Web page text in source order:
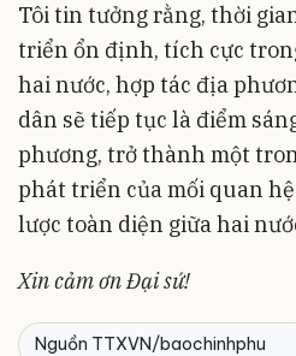
Tôi tin tưởng rằng, thời
triển ổn định, tích cực
hai nước, hợp tác địa
dân sẽ tiếp tục là điểm
phương, trở thành một
phát triển của mối quan
lược toàn diện giữa hai
Xin cảm ơn Đại sứ!
Nguồn TTXVN/baochinhphu